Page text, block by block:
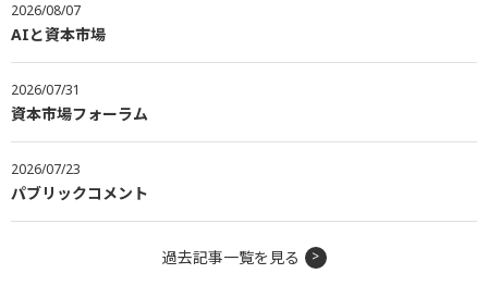
2026/08/07
AIと資本市場
2026/07/31
資本市場フォーラム
2026/07/23
パブリックコメント
過去記事一覧を見る